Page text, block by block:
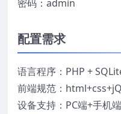
密码：admin
配置需求
语言程序：PHP +
前端规范：
设备支持：PC端+手机端